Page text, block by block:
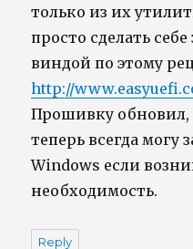
только из их
просто сделать
виндой по этому
http://
Прошивку обновил,
теперь всегда могу
Windows если
необходимость.
Reply